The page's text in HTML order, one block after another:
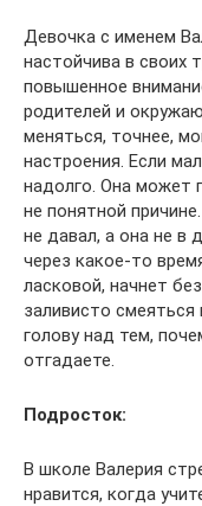
Девочка с именем
настойчива в своих
повышенное
родителей и
меняться, точнее,
настроения. Если
надолго. Она может
не понятной
не давал, а она не в
через какое-то
ласковой, начнет
заливисто
голову над тем,
отгадаете.
Подросток:
В школе Валерия
нравится, когда